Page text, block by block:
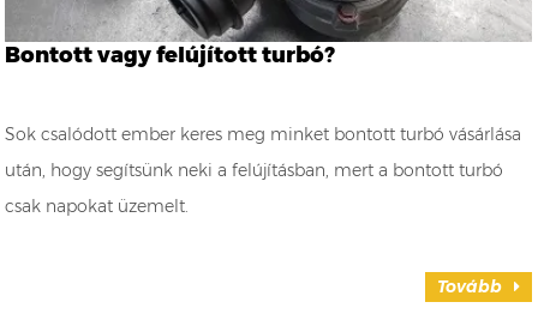
Bontott vagy felújított turbó?
Sok csalódott ember keres meg minket bontott turbó vásárlása
után, hogy segítsünk neki a felújításban, mert a bontott turbó
csak napokat üzemelt.
Tovább